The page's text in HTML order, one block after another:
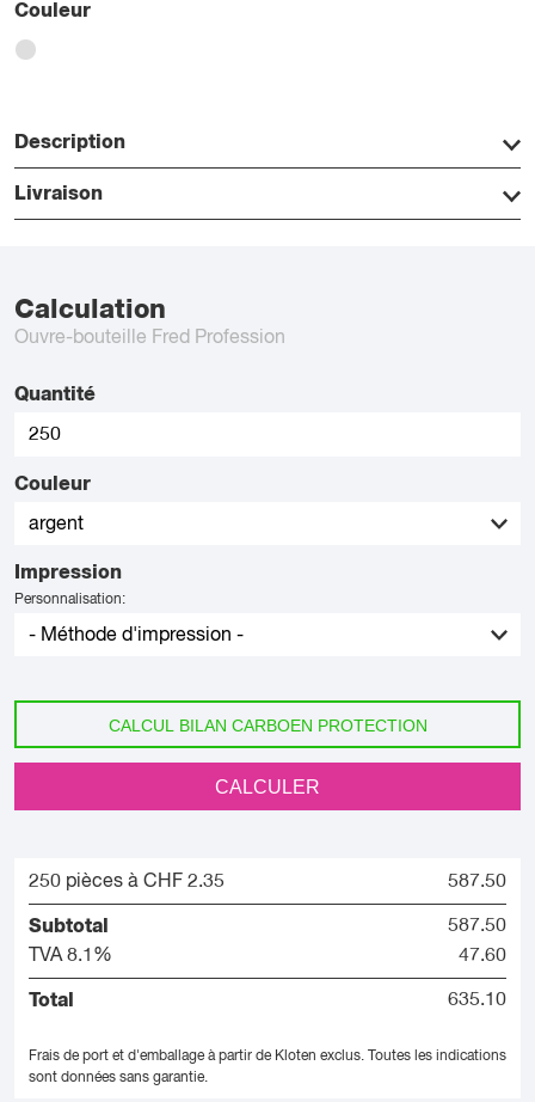
Couleur
Description
Livraison
Calculation
Ouvre-bouteille Fred Profession
Quantité
Couleur
Impression
Personnalisation:
CALCUL BILAN CARBOEN PROTECTION
CALCULER
250 pièces à CHF 2.35 587.50
Subtotal
587.50
TVA 8.1%
47.60
Total 635.10
Frais de port et d'emballage à partir de Kloten exclus.
Toutes les indications
sont données sans garantie.